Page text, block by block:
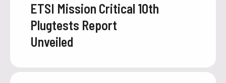
ETSI Mission Critical 10th
Plugtests Report
Unveiled